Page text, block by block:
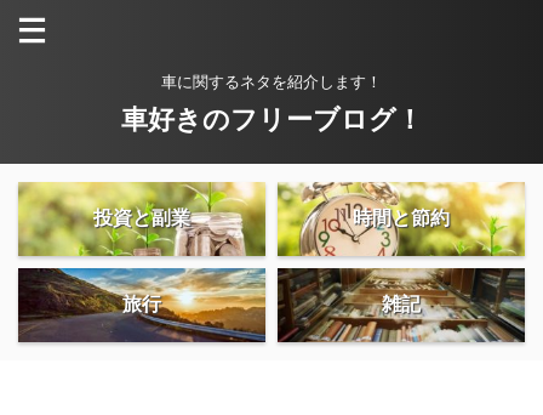
車に関するネタを紹介します！
車好きのフリーブログ！
投資と副業 時間と節約
旅行 雑記